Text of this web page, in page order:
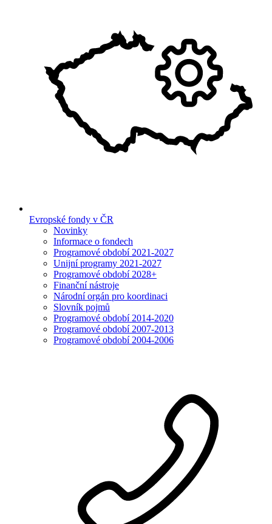
Evropské fondy v ČR
Novinky
Informace o fondech
Programové období 2021-2027
Unijní programy 2021-2027
Programové období 2028+
Finanční nástroje
Národní orgán pro koordinaci
Slovník pojmů
Programové období 2014-2020
Programové období 2007-2013
Programové období 2004-2006